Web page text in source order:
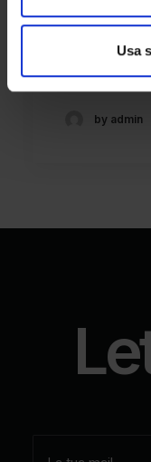
Usa
E.M.
by admin